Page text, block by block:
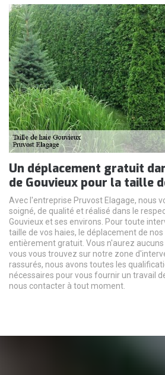
Un déplacement gratuit
de Gouvieux pour la taille
Avec l'entreprise Pruvost Elagage, nous
soigné, de qualité et réalisé dans le
Gouvieux et ses environs. Pour toute
taille de vos haies, le déplacement de
entièrement gratuit. Vous n'aurez
vous vous trouvez sur notre zone
rassurés, nous avons toutes les
nécessaires pour vous fournir un travail
nous contacter à tout moment.